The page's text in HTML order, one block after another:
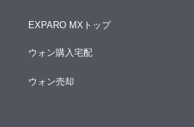
EXPARO MXトップ
ウォン購入宅配
ウォン売却